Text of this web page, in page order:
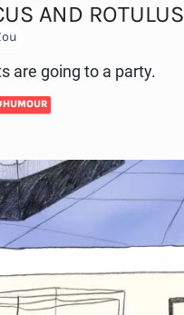
AND ROTULUS
are going to a party.